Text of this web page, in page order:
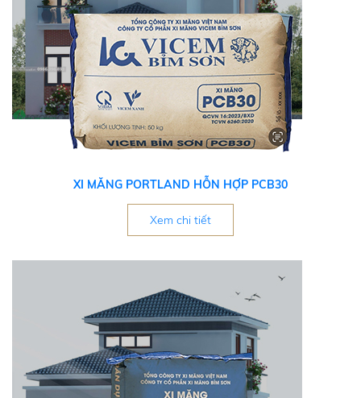
XI MĂNG PORTLAND HỖN HỢP PCB30
Xem chi tiết